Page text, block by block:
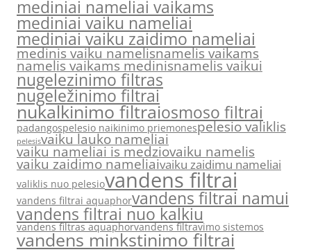
mediniai nameliai vaikams
mediniai vaiku nameliai
mediniai vaiku zaidimo nameliai
medinis vaiku namelisnamelis vaikams
namelis vaikams medinisnamelis vaikui
nugelezinimo filtras
nugeležinimo filtrai
nukalkinimo filtraiosmoso filtrai
padangospelesio naikinimo priemonespelesio valiklis
pelesisvaiku lauko nameliai
vaiku nameliai is medziovaiku namelis
vaiku zaidimo nameliaivaiku zaidimu nameliai
valiklis nuo pelesiovandens filtrai
vandens filtrai aquaphorvandens filtrai namui
vandens filtrai nuo kalkiu
vandens filtras aquaphorvandens filtravimo sistemos
vandens minkstinimo filtrai